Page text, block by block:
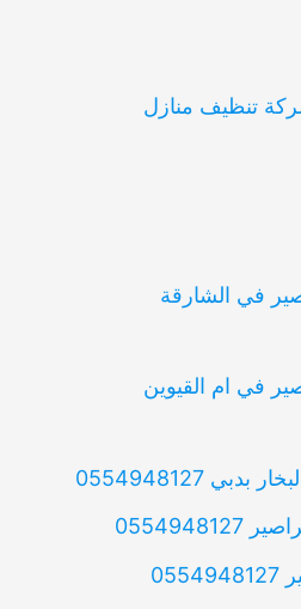
شركة تنظيف منازل
في الشارقة
في ام القيوين
0554948127